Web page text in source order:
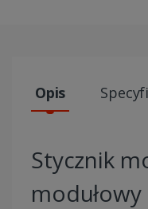
Opis
Stycznik
modułowy